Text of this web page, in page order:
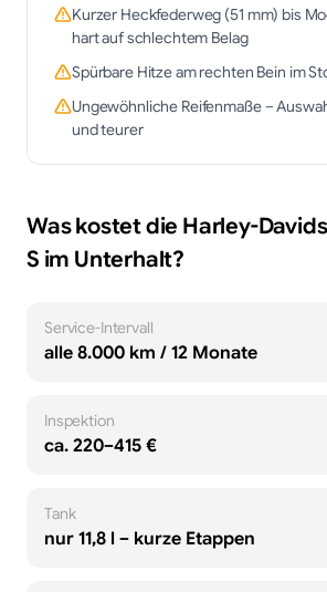
Kurzer Heckfederweg (51 mm) bis
hart auf schlechtem Belag
Spürbare Hitze am rechten Bein im
Ungewöhnliche Reifenmaße –
und teurer
Was kostet dieHarley-
Sim Unterhalt?
Service-Intervall
alle 8.000 km / 12 Monate
Inspektion
ca. 220–415 €
Tank
nur 11,8 l – kurze Etappen